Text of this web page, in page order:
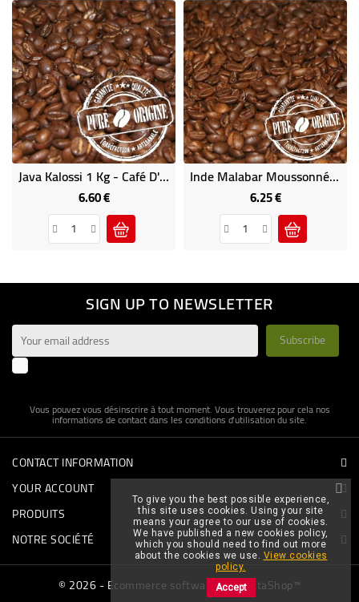
Java Kalossi 1 Kg - Café D' Océanie
6.60 €Price
Inde Malabar Moussonné 1Kg - Café D' Asie
6.25 €Price
SIGN UP TO NEWSLETTER
Vous pouvez vous désinscrire à tout moment. Vous trouverez pour cela nos
informations de contact dans les conditions d'utilisation du site.
CONTACT INFORMATION
YOUR ACCOUNT
PRODUITS
NOTRE SOCIÉTÉ
© 2026 - Ecommerce software by PrestaShop™
To give you the best possible experience,
this site uses cookies. Using your site
means your agree to our use of cookies.
We have published a new cookies policy,
which you should need to find out more
about the cookies we use. View cookies
policy.
Accept